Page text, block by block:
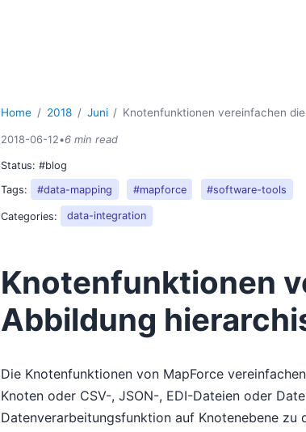
Home 2018 Juni Knotenfunktionen vereinfachen
2018-06-12•6 min read
Status:#blog
Tags:
#data-mapping #mapforce #software-tools
Categories: data-integration
Knotenfunktionen
Abbildung
Die Knotenfunktionen von MapForce
Knoten oder CSV-, JSON-, EDI-Dateien oder
Datenverarbeitungsfunktion auf Knotenebene